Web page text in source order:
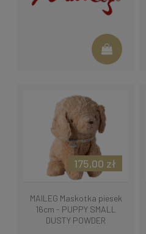
MAILEG Maskotka piesek
16cm - PUPPY SMALL
DUSTY POWDER
175,00 zł